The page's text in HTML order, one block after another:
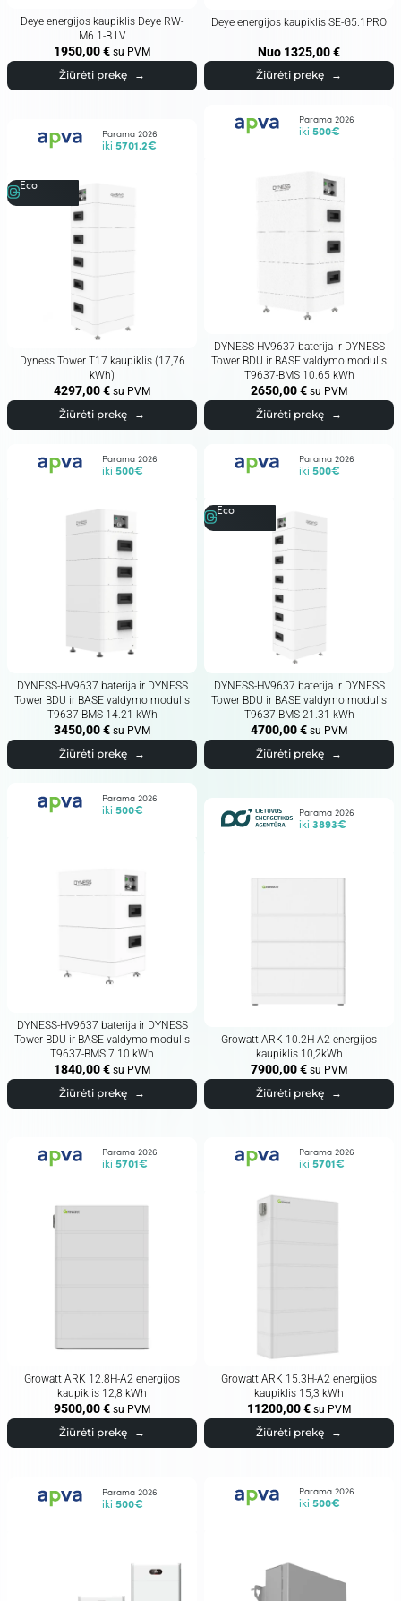
Deye energijos kaupiklis Deye RW-
M6.1-B LV
1950,00€ su PVM
Žiūrėti prekę →
Deye energijos kaupiklis SE-G5.1PRO
Nuo 1325,00€
Žiūrėti prekę →
Parama 2026
iki 5701.2€
Eco
Dyness Tower T17 kaupiklis (17,76
kWh)
4297,00€ su PVM
Žiūrėti prekę →
Parama 2026
iki 500€
DYNESS-HV9637 baterija ir DYNESS
Tower BDU ir BASE valdymo modulis
T9637-BMS 10.65 kWh
2650,00€ su PVM
Žiūrėti prekę →
Parama 2026
iki 500€
DYNESS-HV9637 baterija ir DYNESS
Tower BDU ir BASE valdymo modulis
T9637-BMS 14.21 kWh
3450,00€ su PVM
Žiūrėti prekę →
Parama 2026
iki 500€
Eco
DYNESS-HV9637 baterija ir DYNESS
Tower BDU ir BASE valdymo modulis
T9637-BMS 21.31 kWh
4700,00€ su PVM
Žiūrėti prekę →
Parama 2026
iki 500€
DYNESS-HV9637 baterija ir DYNESS
Tower BDU ir BASE valdymo modulis
T9637-BMS 7.10 kWh
1840,00€ su PVM
Žiūrėti prekę →
Parama 2026
iki 3893€
Growatt ARK 10.2H-A2 energijos
kaupiklis 10,2kWh
7900,00€ su PVM
Žiūrėti prekę →
Parama 2026
iki 5701€
Growatt ARK 12.8H-A2 energijos
kaupiklis 12,8 kWh
9500,00€ su PVM
Žiūrėti prekę →
Parama 2026
iki 5701€
Growatt ARK 15.3H-A2 energijos
kaupiklis 15,3 kWh
11200,00€ su PVM
Žiūrėti prekę →
Parama 2026
iki 500€
Parama 2026
iki 500€